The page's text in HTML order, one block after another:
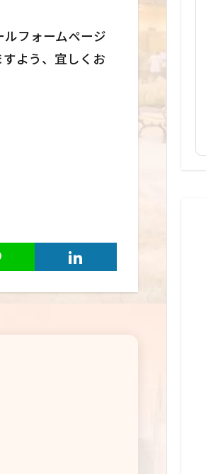
フォームページ
よう、宜しくお